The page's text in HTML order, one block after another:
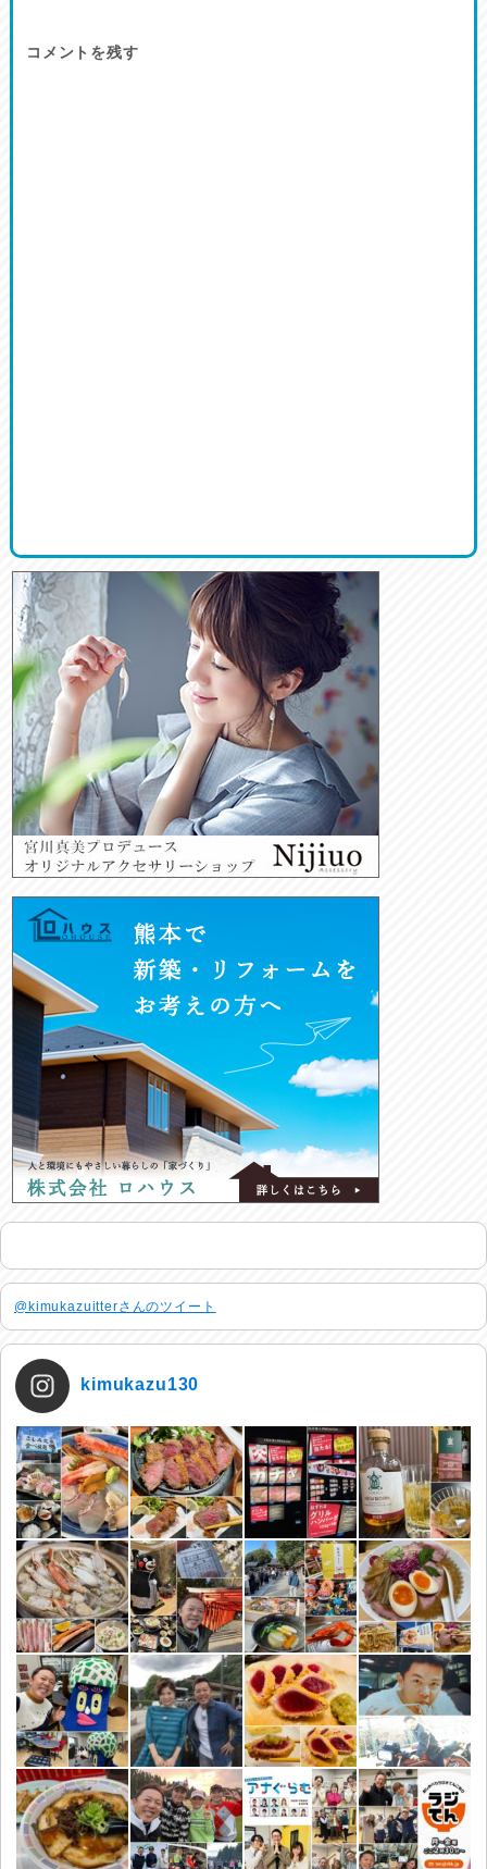
コメントを残す
@kimukazuitterさんのツイート
kimukazu130